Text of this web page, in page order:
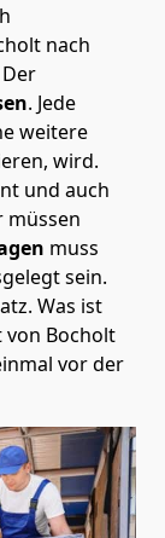
nach
Der
. Jede
weitere
wird.
und auch
müssen
muss
sein.
Was ist
von Bocholt
vor der